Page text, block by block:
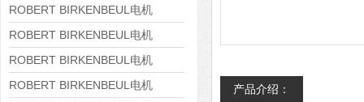
8APE225M-4-IE3
ROBERT BIRKENBEUL电机
8APE180L-4 IE3
ROBERT BIRKENBEUL电机
8APE160M-6 IE3
ROBERT BIRKENBEUL电机
8APE160L-4-IE3
ROBERT BIRKENBEUL电机
产品介绍：